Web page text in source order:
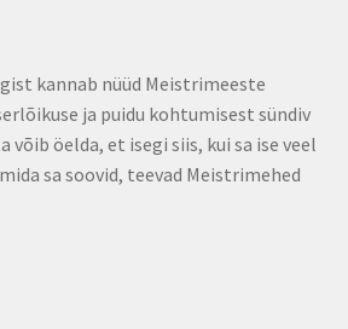
kannab nüüd Meistrimeeste
ja puidu kohtumisest sündiv
öelda, et isegi siis, kui sa ise veel
sa soovid, teevad Meistrimehed